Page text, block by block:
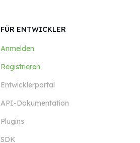
FÜR ENTWICKLER
Anmelden
Registrieren
Entwicklerportal
API-Dokumentation
Plugins
SDK